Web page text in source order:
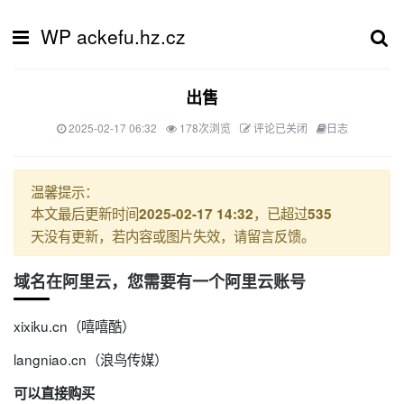
WP ackefu.hz.cz
出售
2025-02-17 06:32 178次浏览 评论已关闭 日志
温馨提示：
本文最后更新时间2025-02-17 14:32，已超过535
天没有更新，若内容或图片失效，请留言反馈。
域名在阿里云，您需要有一个阿里云账号
xixiku.cn（嘻嘻酷）
langniao.cn（浪鸟传媒）
可以直接购买